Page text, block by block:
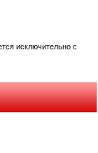
исключительно с